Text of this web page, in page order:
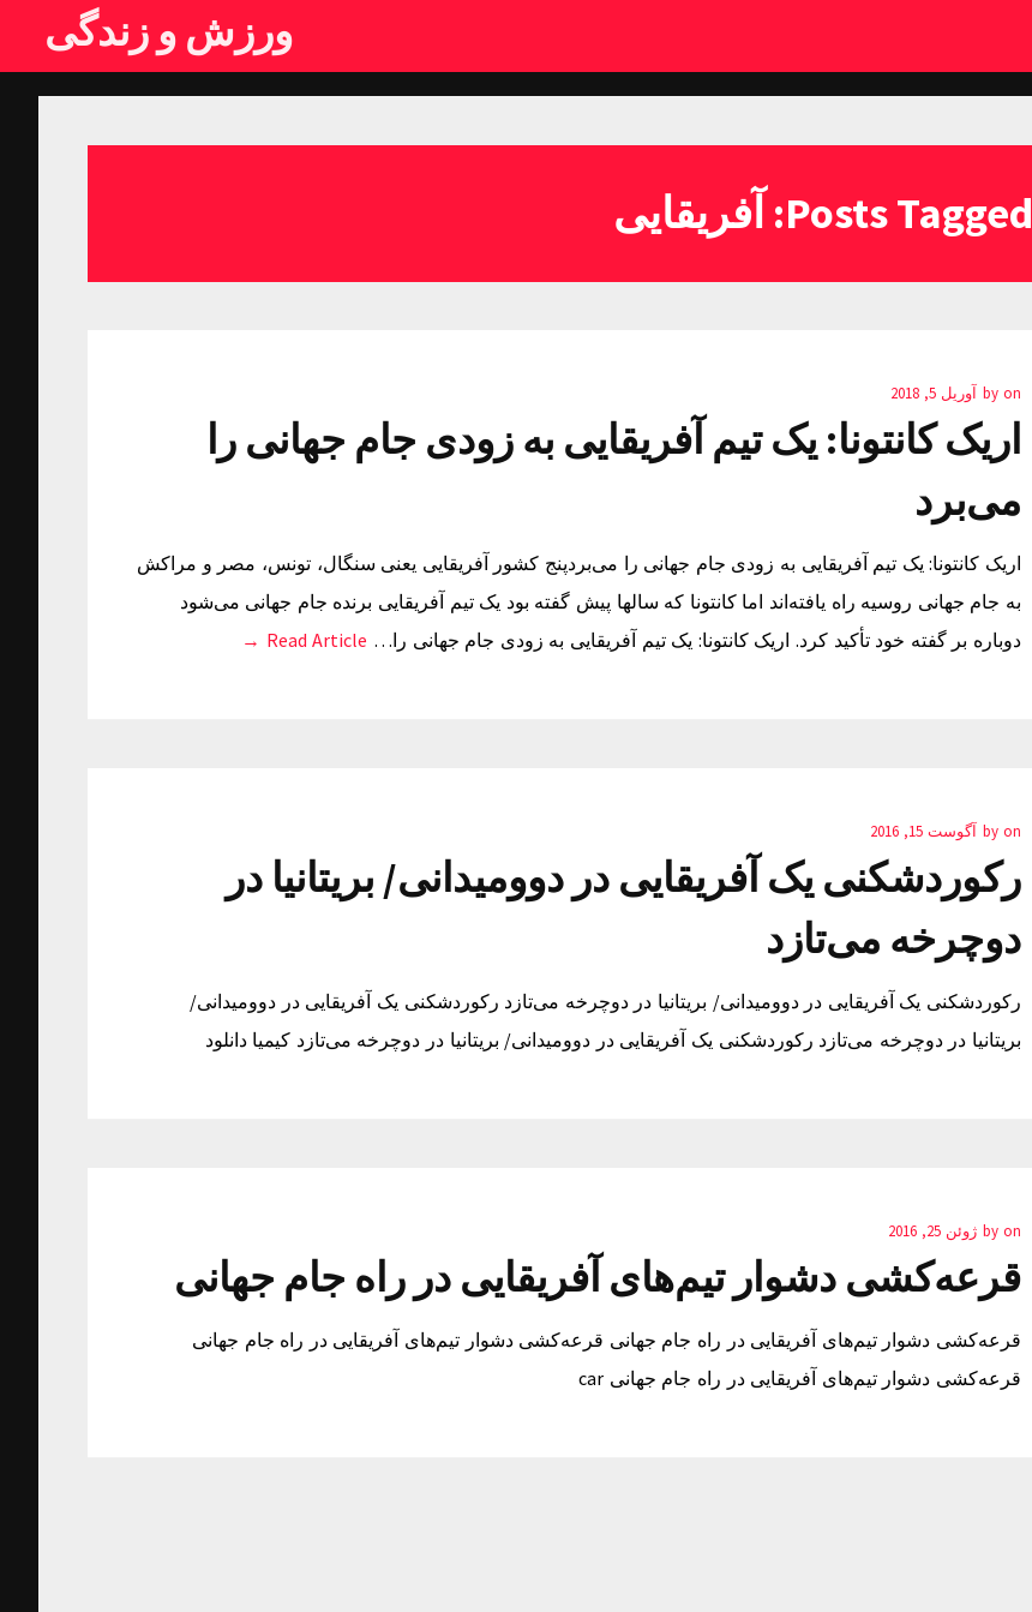
ورزش و زندگی
Posts Tagged: آفریقایی
by on آوریل 5, 2018
اریک کانتونا: یک تیم آفریقایی به زودی جام جهانی را
می‌برد
اریک کانتونا: یک تیم آفریقایی به زودی جام جهانی را می‌بردپنج کشور آفریقایی یعنی سنگال،‌ تونس، مصر و مراکش
به جام جهانی روسیه راه یافته‌اند اما کانتونا که سالها پیش گفته بود یک تیم آفریقایی برنده جام جهانی می‌شود
دوباره بر گفته خود تأکید کرد. اریک کانتونا: یک تیم آفریقایی به زودی جام جهانی را… Read Article →
by on آگوست 15, 2016
رکوردشکنی یک آفریقایی در دوومیدانی/ بریتانیا در
دوچرخه می‌تازد
رکوردشکنی یک آفریقایی در دوومیدانی/ بریتانیا در دوچرخه می‌تازد رکوردشکنی یک آفریقایی در دوومیدانی/
بریتانیا در دوچرخه می‌تازد رکوردشکنی یک آفریقایی در دوومیدانی/ بریتانیا در دوچرخه می‌تازد کیمیا دانلود
by on ژوئن 25, 2016
قرعه‌کشی دشوار تیم‌های آفریقایی در راه جام جهانی
قرعه‌کشی دشوار تیم‌های آفریقایی در راه جام جهانی قرعه‌کشی دشوار تیم‌های آفریقایی در راه جام جهانی
قرعه‌کشی دشوار تیم‌های آفریقایی در راه جام جهانی car